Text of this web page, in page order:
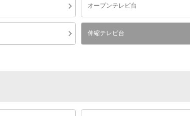
オープンテレビ台
伸縮テレビ台